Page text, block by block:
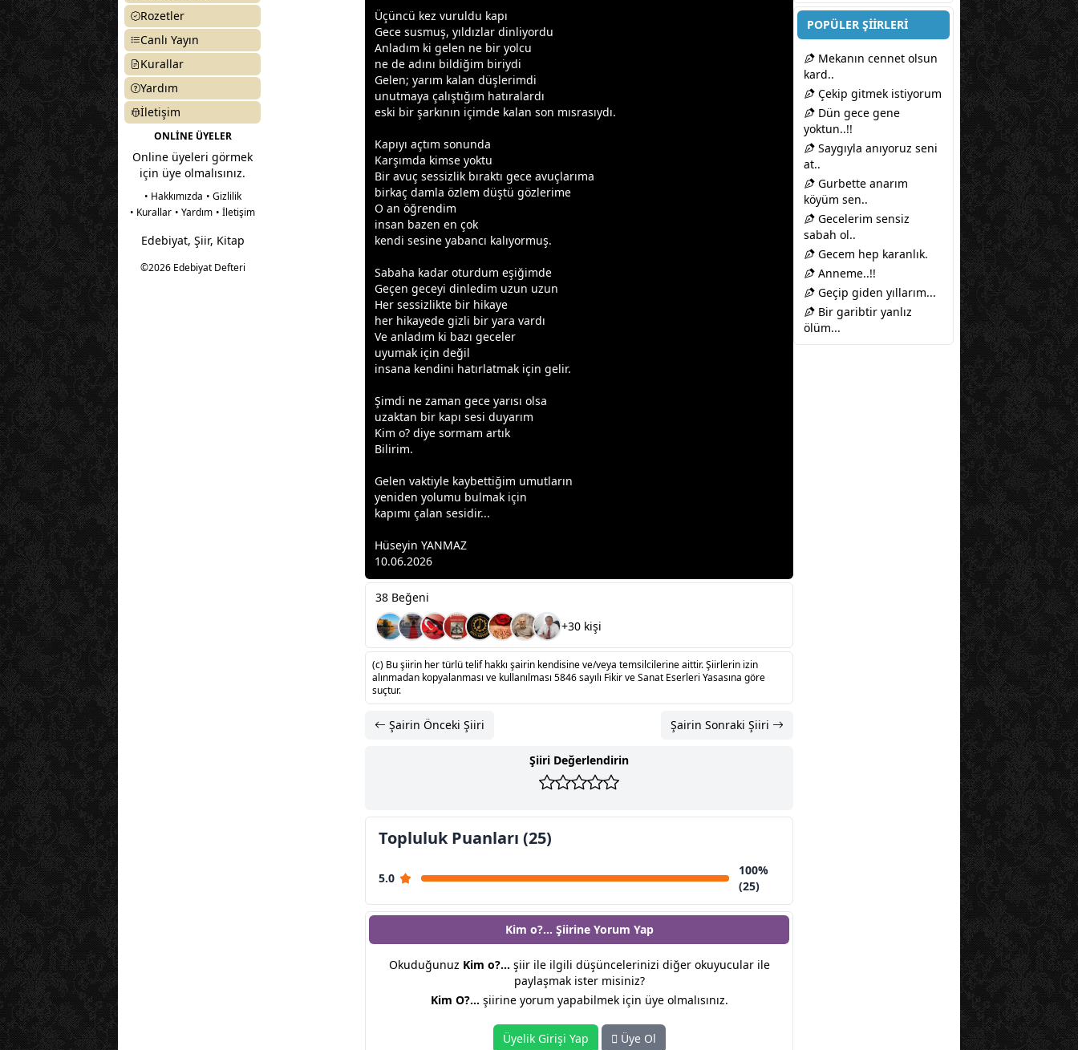
Rozetler
Canlı Yayın
Kurallar
Yardım
İletişim
ONLİNE ÜYELER
Online üyeleri görmek
için üye olmalısınız.
• Hakkımızda • Gizlilik
• Kurallar • Yardım • İletişim
Edebiyat, Şiir, Kitap
©2026 Edebiyat Defteri
Üçüncü kez vuruldu kapı
Gece susmuş, yıldızlar dinliyordu
Anladım ki gelen ne bir yolcu
ne de adını bildiğim biriydi
Gelen; yarım kalan düşlerimdi
unutmaya çalıştığım hatıralardı
eski bir şarkının içimde kalan son mısrasıydı.
Kapıyı açtım sonunda
Karşımda kimse yoktu
Bir avuç sessizlik bıraktı gece avuçlarıma
birkaç damla özlem düştü gözlerime
O an öğrendim
insan bazen en çok
kendi sesine yabancı kalıyormuş.
Sabaha kadar oturdum eşiğimde
Geçen geceyi dinledim uzun uzun
Her sessizlikte bir hikaye
her hikayede gizli bir yara vardı
Ve anladım ki bazı geceler
uyumak için değil
insana kendini hatırlatmak için gelir.
Şimdi ne zaman gece yarısı olsa
uzaktan bir kapı sesi duyarım
Kim o? diye sormam artık
Bilirim.
Gelen vaktiyle kaybettiğim umutların
yeniden yolumu bulmak için
kapımı çalan sesidir...
Hüseyin YANMAZ
10.06.2026
38 Beğeni
+30 kişi
(c) Bu şiirin her türlü telif hakkı şairin kendisine ve/veya temsilcilerine aittir. Şiirlerin izin
alınmadan kopyalanması ve kullanılması 5846 sayılı Fikir ve Sanat Eserleri Yasasına göre
suçtur.
Şairin Önceki Şiiri Şairin Sonraki Şiiri
Şiiri Değerlendirin
Topluluk Puanları (25)
5.0
100%
(25)
Kim o?... Şiirine Yorum Yap
Okuduğunuz Kim o?... şiir ile ilgili düşüncelerinizi diğer okuyucular ile
paylaşmak ister misiniz?
Kim O?... şiirine yorum yapabilmek için üye olmalısınız.
Üyelik Girişi Yap Üye Ol
POPÜLER ŞİİRLERİ
Mekanın cennet olsun
kard..
Çekip gitmek istiyorum
Dün gece gene
yoktun..!!
Saygıyla anıyoruz seni
at..
Gurbette anarım
köyüm sen..
Gecelerim sensiz
sabah ol..
Gecem hep karanlık.
Anneme..!!
Geçip giden yıllarım...
Bir garibtir yanlız
ölüm...